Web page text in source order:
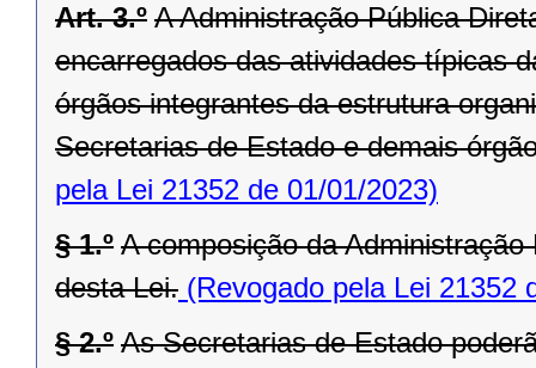
Art. 3.º A Administração Pública
encarregados das atividades típicas
órgãos integrantes da estrutura
Secretarias de Estado e demais
pela Lei 21352 de 01/01/2023)
§ 1.º A composição da
desta Lei. (Revogado pela Lei 21352
§ 2.º As Secretarias de Estado